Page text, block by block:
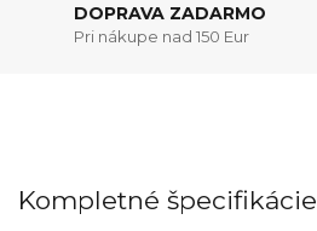
DOPRAVA ZADARMO
Pri nákupe nad 150 Eur
Kompletné špecifikácie